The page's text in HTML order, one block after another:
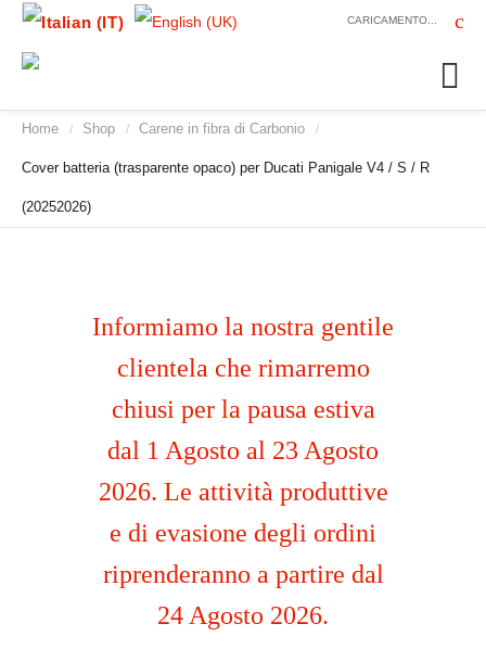
CARICAMENTO...
Home / Shop / Carene in fibra di Carbonio /
Cover batteria (trasparente opaco) per Ducati Panigale V4 / S / R
(20252026)
Informiamo la nostra gentile
clientela che rimarremo
chiusi per la pausa estiva
dal 1 Agosto al 23 Agosto
2026. Le attività produttive
e di evasione degli ordini
riprenderanno a partire dal
24 Agosto 2026.